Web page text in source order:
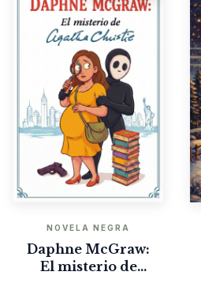
NOVELA NEGRA
Daphne McGraw:
El misterio de